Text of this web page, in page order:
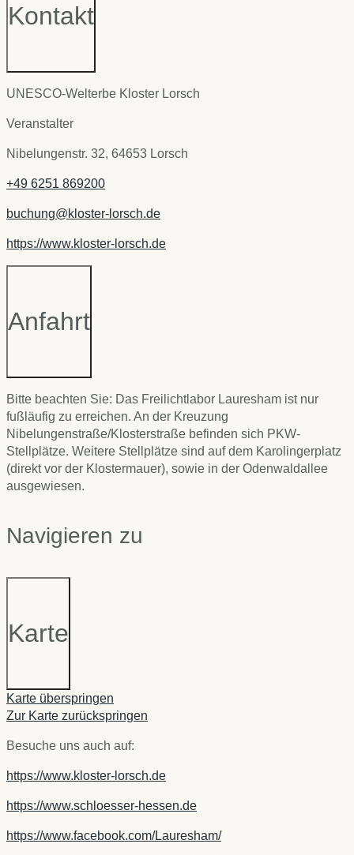
Kontakt
UNESCO-Welterbe Kloster Lorsch
Veranstalter
Nibelungenstr. 32, 64653 Lorsch
+49 6251 869200
buchung@kloster-lorsch.de
https://www.kloster-lorsch.de
Anfahrt
Bitte beachten Sie: Das Freilichtlabor Lauresham ist nur
fußläufig zu erreichen. An der Kreuzung
Nibelungenstraße/Klosterstraße befinden sich PKW-
Stellplätze. Weitere Stellplätze sind auf dem Karolingerplatz
(direkt vor der Klostermauer), sowie in der Odenwaldallee
ausgewiesen.
Navigieren zu
Karte
Karte überspringen
Zur Karte zurückspringen
Besuche uns auch auf:
https://www.kloster-lorsch.de
https://www.schloesser-hessen.de
https://www.facebook.com/Lauresham/